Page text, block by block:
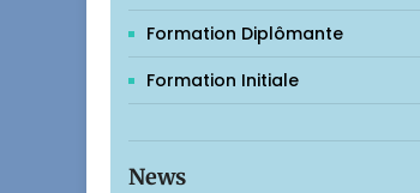
Formation Diplômante
Formation Initiale
News